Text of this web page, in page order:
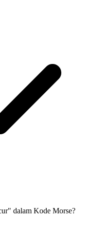
dalam Kode Morse?